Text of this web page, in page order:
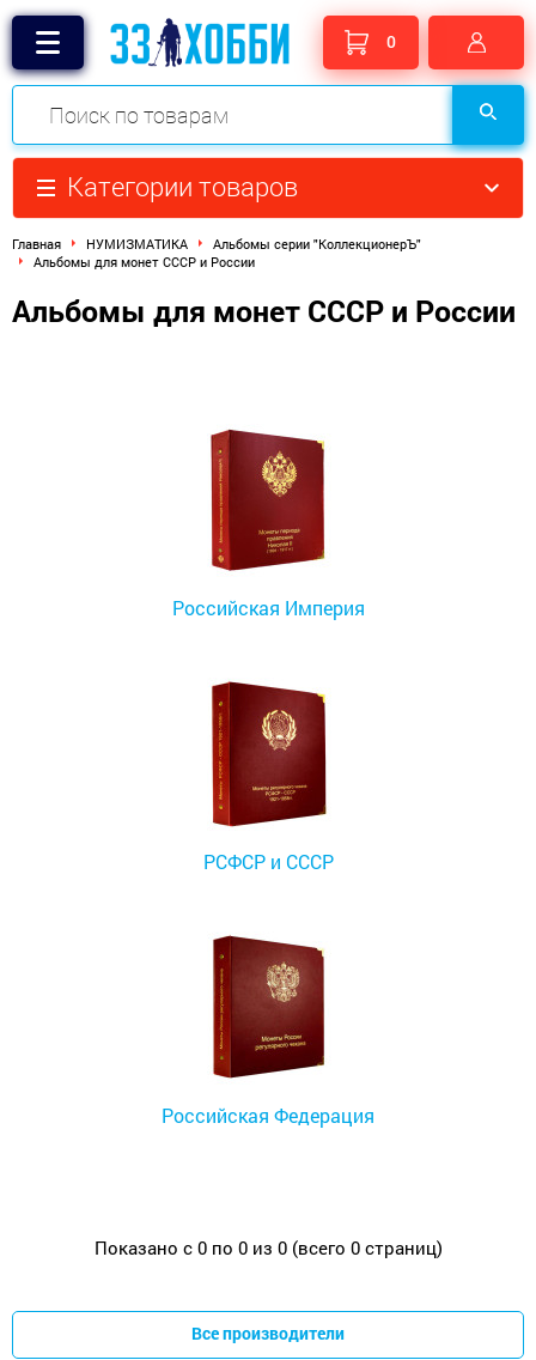
0
Категории товаров
Главная НУМИЗМАТИКА
Альбомы серии "КоллекционерЪ"
Альбомы для монет СССР и России
Альбомы для монет СССР и России
Российская Империя
РСФСР и СССР
Российская Федерация
Показано с 0 по 0 из 0 (всего 0 страниц)
Все производители